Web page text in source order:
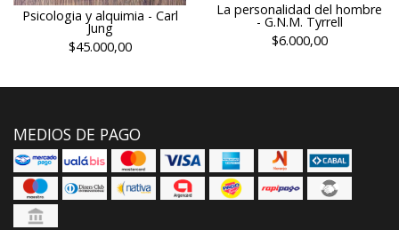
Psicologia y alquimia - Carl
Jung
$45.000,00
La personalidad del hombre
- G.N.M. Tyrrell
$6.000,00
MEDIOS DE PAGO